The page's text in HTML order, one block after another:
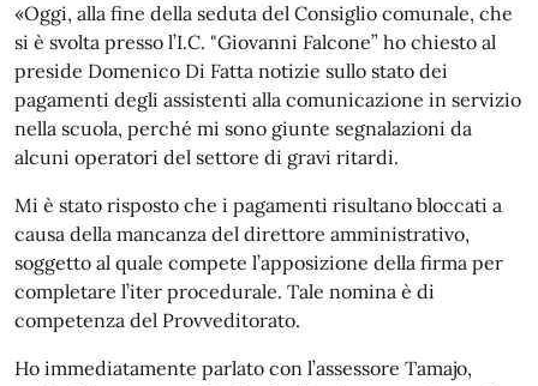
«Oggi, alla fine della seduta del Consiglio comunale, che
si è svolta presso l’I.C. "Giovanni Falcone” ho chiesto al
preside Domenico Di Fatta notizie sullo stato dei
pagamenti degli assistenti alla comunicazione in servizio
nella scuola, perché mi sono giunte segnalazioni da
alcuni operatori del settore di gravi ritardi.
Mi è stato risposto che i pagamenti risultano bloccati a
causa della mancanza del direttore amministrativo,
soggetto al quale compete l’apposizione della firma per
completare l’iter procedurale. Tale nomina è di
competenza del Provveditorato.
Ho immediatamente parlato con l’assessore Tamajo,